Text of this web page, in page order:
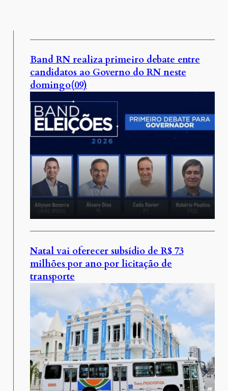
Band RN realiza primeiro debate entre
candidatos ao Governo do RN neste
domingo(09)
Natal vai oferecer subsídio de R$ 73
milhões por ano por licitação de
transporte